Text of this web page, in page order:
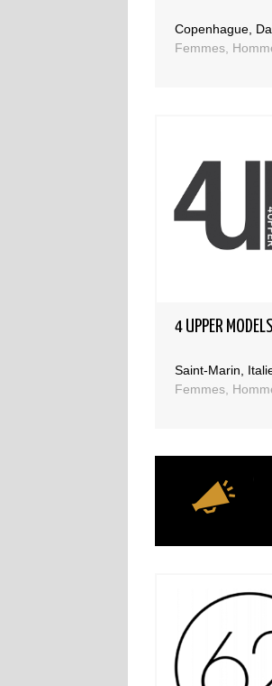
Copenhague,
Femmes,
4 UPPER MODELS
Saint-Marin,
Femmes,